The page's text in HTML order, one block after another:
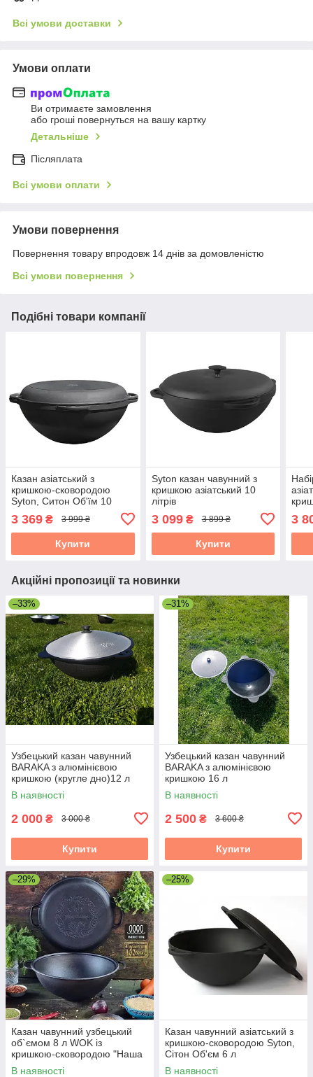
Всі умови доставки
Умови оплати
Ви отримаєте замовлення
або гроші повернуться на вашу картку
Детальніше
Післяплата
Всі умови оплати
Умови повернення
Повернення товару впродовж 14 днів за домовленістю
Всі умови повернення
Подібні товари компанії
Казан азіатський з
кришкою-сковородою
Syton, Ситон Об'їм 10
3 369 ₴ 3 999 ₴
Купити
Syton казан чавунний з
кришкою азіатський 10
літрів
3 099₴ 3 899 ₴
Купити
3
Акційні пропозиції та новинки
–33%
Узбецький казан чавунний
BARAKA з алюмінієвою
кришкою (кругле дно)12 л
В наявності
2 000 ₴ 3 000 ₴
Купити
–31%
Узбецький казан чавунний
BARAKA з алюмінієвою
кришкою 16 л
В наявності
2 500 ₴ 3 600 ₴
Купити
–29%
Казан чавунний узбецький
об`ємом 8 л WOK із
кришкою-сковородою "Наша
Майстерня"
В наявності
–25%
Казан чавунний азіатський з
кришкою-сковородою Syton,
Сітон Об'єм 6 л
В наявності